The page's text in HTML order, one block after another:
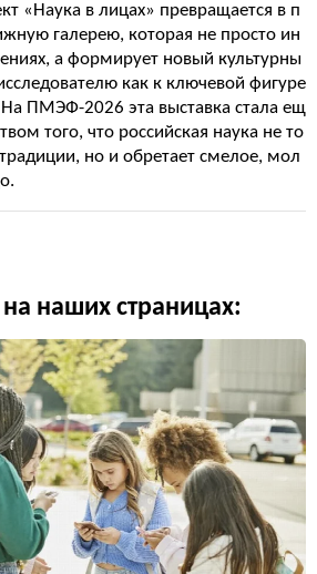
«Наука в лицах» превращается в п
галерею, которая не просто ин
а формирует новый культурны
как к ключевой фигуре
ПМЭФ-2026 эта выставка стала ещ
того, что российская наука не то
но и обретает смелое, мол
наших страницах: